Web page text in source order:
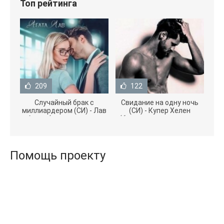
Топ рейтинга
209
Случайный брак с
миллиардером (СИ) - Лав
Агата (полная версия
122
Свидание на одну ночь
(СИ) - Купер Хелен
(бесплатные серии книг
Помощь проекту